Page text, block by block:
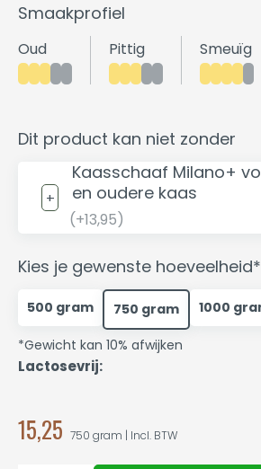
Smaakprofiel
Oud Pittig Smeuïg
Dit product kan niet zonder
Kaasschaaf Milano+
en oudere kaas
(+13,95)
Kies je gewenste hoeveelheid*
500 gram 750 gram 1000
*Gewicht kan 10% afwijken
Lactosevrij:
15,25 750 gram | Incl. BTW